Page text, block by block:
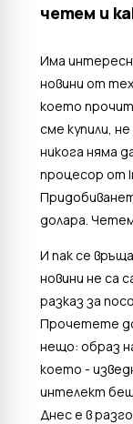
четем и
Има
новини от
което
сме купили,
никога няма
процесор от
долара.
И пак се
новини не са
разказ за
Прочетете
нещо: образ
което -
интелект
Днес е в